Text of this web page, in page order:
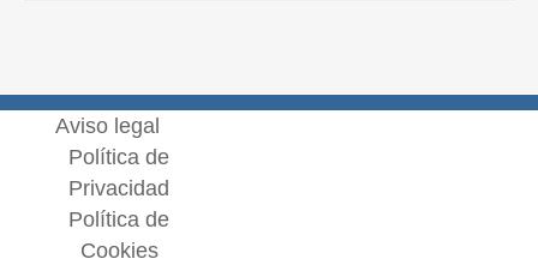
Aviso legal
Política de
Privacidad
Política de
Cookies